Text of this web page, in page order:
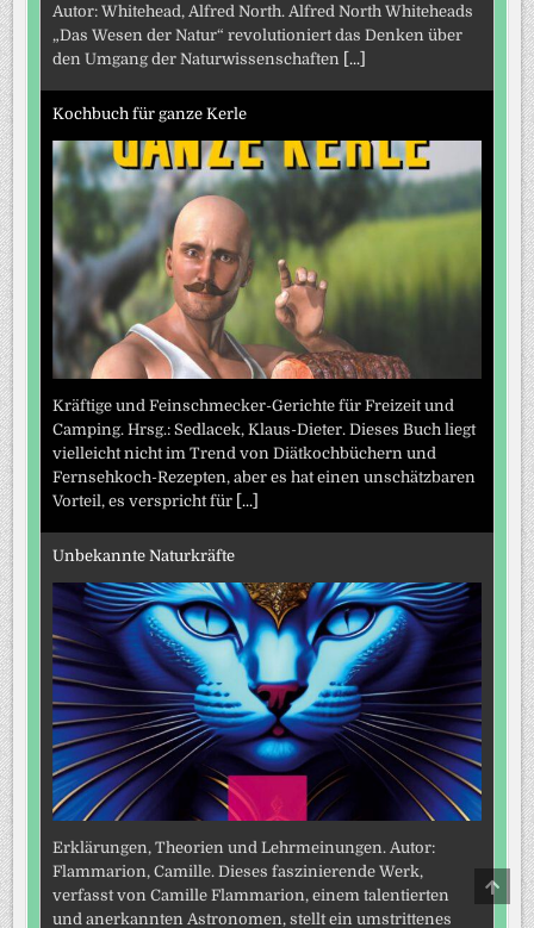
Autor: Whitehead, Alfred North. Alfred North Whiteheads
„Das Wesen der Natur“ revolutioniert das Denken über
den Umgang der Naturwissenschaften
[...]
Kochbuch für ganze Kerle
Kräftige und Feinschmecker-Gerichte für Freizeit und
Camping. Hrsg.: Sedlacek, Klaus-Dieter. Dieses Buch liegt
vielleicht nicht im Trend von Diätkochbüchern und
Fernsehkoch-Rezepten, aber es hat einen unschätzbaren
Vorteil, es verspricht für [...]
Unbekannte Naturkräfte
Erklärungen, Theorien und Lehrmeinungen. Autor:
Flammarion, Camille. Dieses faszinierende Werk,
verfasst von Camille Flammarion, einem talentierten
und anerkannten Astronomen, stellt ein umstrittenes
TO
TOP